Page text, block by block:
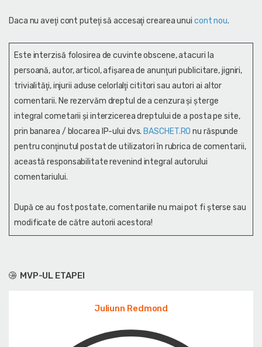
MVP-UL ETAPEI
Juliunn Redmond
Daca nu aveţi cont puteţi să accesaţi crearea unui cont nou.
Este interzisă folosirea de cuvinte obscene, atacuri la
persoană, autor, articol, afişarea de anunţuri publicitare, jigniri,
trivialităţi, injurii aduse celorlalţi cititori sau autori ai altor
comentarii. Ne rezervăm dreptul de a cenzura și şterge
integral cometarii și interzicerea dreptului de a posta pe site,
prin banarea / blocarea IP-ului dvs. BASCHET.RO nu răspunde
pentru conţinutul postat de utilizatori în rubrica de comentarii,
această responsabilitate revenind integral autorului
comentariului.
După ce au fost postate, comentariile nu mai pot fi șterse sau
modificate de către autorii acestora!